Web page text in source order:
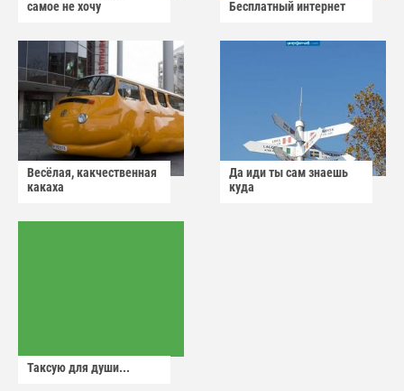
самое не хочу
Бесплатный интернет
Весёлая, какчественная
какаха
Да иди ты сам знаешь
куда
Таксую для души...